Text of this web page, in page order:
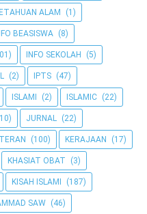
ALAM (1)
BEASISWA (8)
INFO SEKOLAH (5)
(2) IPTS (47)
ISLAMI (2) ISLAMIC (22)
JURNAL (22)
(100) KERAJAAN (17)
KHASIAT OBAT (3)
KISAH ISLAMI (187)
SAW (46)